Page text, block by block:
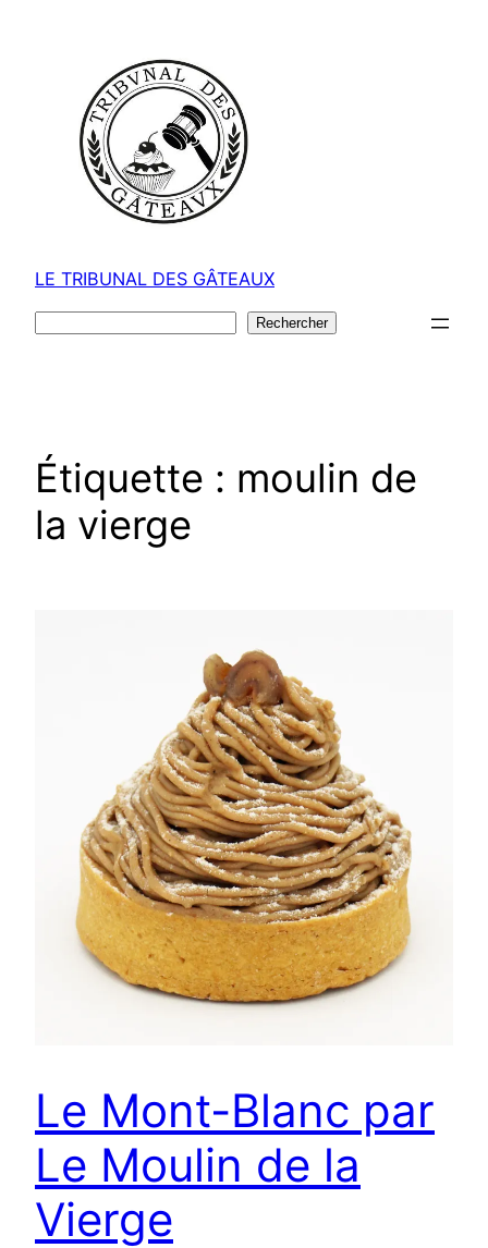
LE TRIBUNAL DES GÂTEAUX
Rechercher
Étiquette : moulin de
la vierge
Le Mont-Blanc par
Le Moulin de la
Vierge